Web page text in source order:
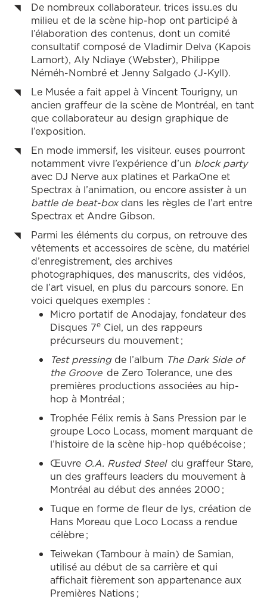
De nombreux collaborateur. trices issu.es du
milieu et de la scène hip-hop ont participé à
l’élaboration des contenus, dont un comité
consultatif composé de Vladimir Delva (Kapois
Lamort), Aly Ndiaye (Webster), Philippe
Néméh-Nombré et Jenny Salgado (J-Kyll).
Le Musée a fait appel à Vincent Tourigny, un
ancien graffeur de la scène de Montréal, en tant
que collaborateur au design graphique de
l’exposition.
En mode immersif, les visiteur. euses pourront
notamment vivre l’expérience d’un block party
avec DJ Nerve aux platines et ParkaOne et
Spectrax à l’animation, ou encore assister à un
battle de beat-boxdans les règles de l’art entre
Spectrax et Andre Gibson.
Parmi les éléments du corpus, on retrouve des
vêtements et accessoires de scène, du matériel
d’enregistrement, des archives
photographiques, des manuscrits, des vidéos,
de l’art visuel, en plus du parcours sonore. En
voici quelques exemples :
Micro portatif de Anodajay, fondateur des
Disques 7e Ciel, un des rappeurs
précurseurs du mouvement ;
Test pressingde l’album The Dark Side of
the Groovede Zero Tolerance, une des
premières productions associées au hip-
hop à Montréal ;
Trophée Félix remis à Sans Pression par le
groupe Loco Locass, moment marquant de
l’histoire de la scène hip-hop québécoise ;
Œuvre O.A. Rusted Steel du graffeur Stare,
un des graffeurs leaders du mouvement à
Montréal au début des années 2000 ;
Tuque en forme de fleur de lys, création de
Hans Moreau que Loco Locass a rendue
célèbre ;
Teiwekan (Tambour à main) de Samian,
utilisé au début de sa carrière et qui
affichait fièrement son appartenance aux
Premières Nations ;